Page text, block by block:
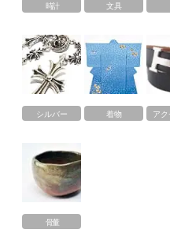
時計 文具
シルバー 着物 ア
骨董